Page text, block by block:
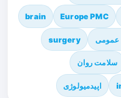
Europe PMC
brain
عمومی surgery
سلامت روان
اپیدمیولوژی